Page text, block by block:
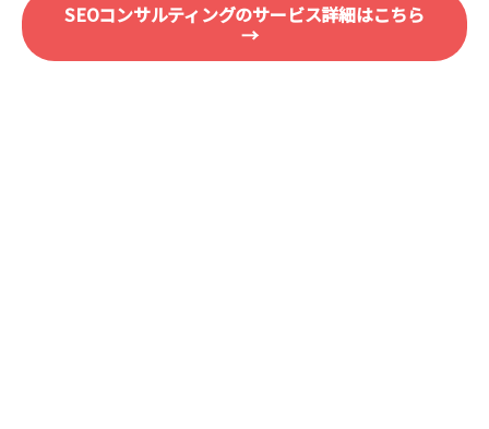
SEOコンサルティングのサービス詳細はこちら
→